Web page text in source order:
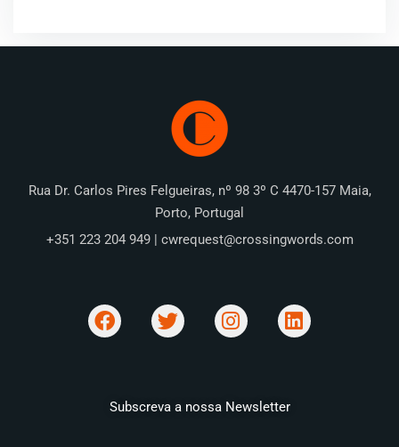
Rua Dr. Carlos Pires Felgueiras, nº 98 3º C 4470-157 Maia,
Porto, Portugal
+351 223 204 949 | cwrequest@crossingwords.com
Subscreva a nossa Newsletter